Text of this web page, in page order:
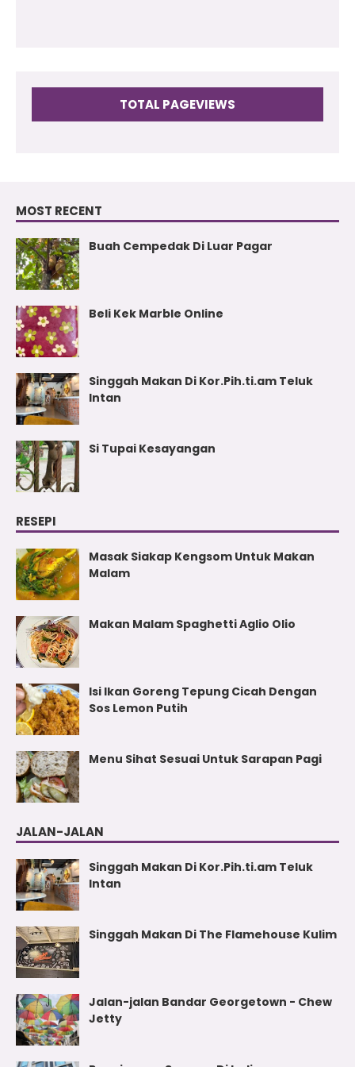
TOTAL PAGEVIEWS
MOST RECENT
Buah Cempedak Di Luar Pagar
Beli Kek Marble Online
Singgah Makan Di Kor.Pih.ti.am Teluk
Intan
Si Tupai Kesayangan
RESEPI
Masak Siakap Kengsom Untuk Makan
Malam
Makan Malam Spaghetti Aglio Olio
Isi Ikan Goreng Tepung Cicah Dengan
Sos Lemon Putih
Menu Sihat Sesuai Untuk Sarapan Pagi
JALAN-JALAN
Singgah Makan Di Kor.Pih.ti.am Teluk
Intan
Singgah Makan Di The Flamehouse Kulim
Jalan-jalan Bandar Georgetown - Chew
Jetty